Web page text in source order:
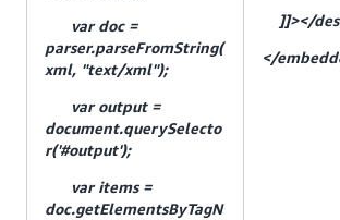
var doc =
parser.parseFromString(
xml, "text/xml");
var output =
document.querySelecto
r('#output');
var items =
doc.getElementsByTagN
]]></
</